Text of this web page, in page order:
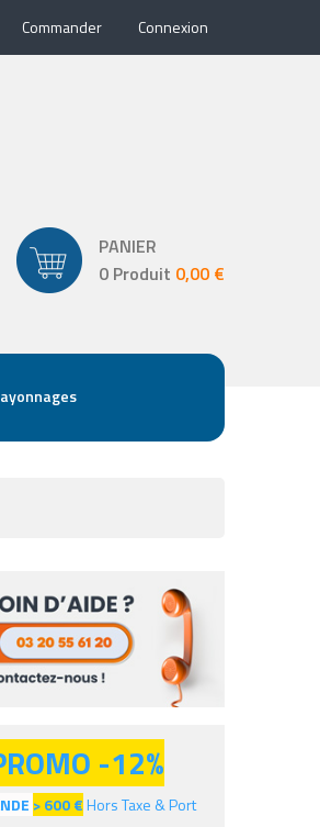
Commander Connexion
PANIER
0 Produit 0,00 €
-12%
> 600€Hors Taxe & Port